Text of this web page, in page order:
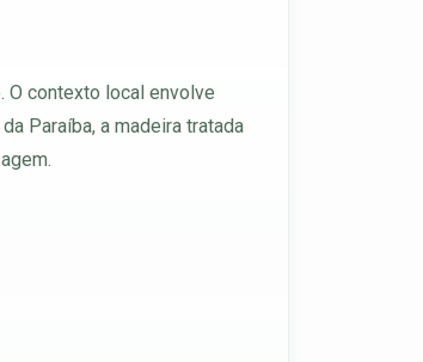
O contexto local envolve
Paraíba, a madeira tratada